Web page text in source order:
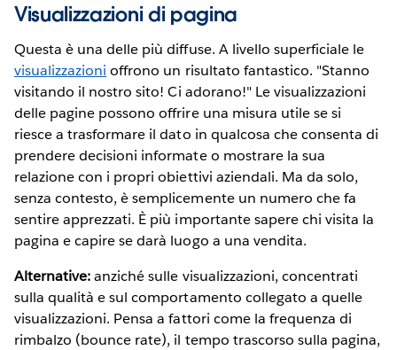
Visualizzazioni di pagina
Questa è una delle più diffuse. A livello superficiale le
visualizzazioni offrono un risultato fantastico. "Stanno
visitando il nostro sito! Ci adorano!" Le visualizzazioni
delle pagine possono offrire una misura utile se si
riesce a trasformare il dato in qualcosa che consenta di
prendere decisioni informate o mostrare la sua
relazione con i propri obiettivi aziendali. Ma da solo,
senza contesto, è semplicemente un numero che fa
sentire apprezzati. È più importante sapere chi visita la
pagina e capire se darà luogo a una vendita.
Alternative:anziché sulle visualizzazioni, concentrati
sulla qualità e sul comportamento collegato a quelle
visualizzazioni. Pensa a fattori come la frequenza di
rimbalzo (bounce rate), il tempo trascorso sulla pagina,